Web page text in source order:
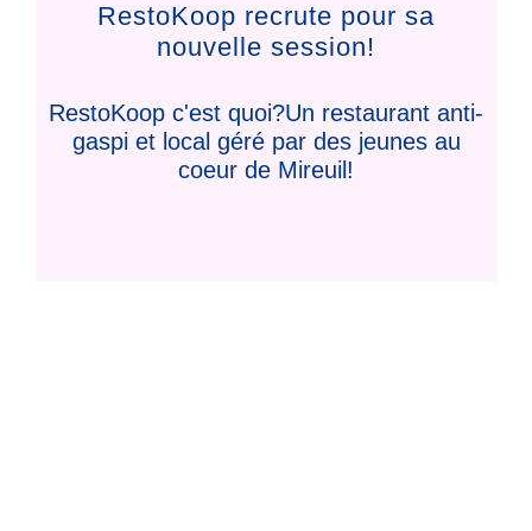
RestoKoop recrute pour sa
nouvelle session!
RestoKoop c'est quoi?Un restaurant anti-
gaspi et local géré par des jeunes au
coeur de Mireuil!